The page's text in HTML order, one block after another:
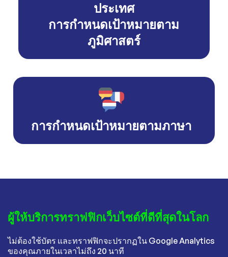
ประเทศ
การกำหนดเป้าหมายตาม
ภูมิศาสตร์
การกำหนดเป้าหมายตามภาษา
ผู้ให้บริการทราฟฟิกเว็บไซต์ที่ดีที่สุดในโลก
ไม่ต้องใช้บัตร และทราฟฟิกจะปรากฏใน Google Analytics
ของคุณภายในเวลาไม่ถึง 20 นาที